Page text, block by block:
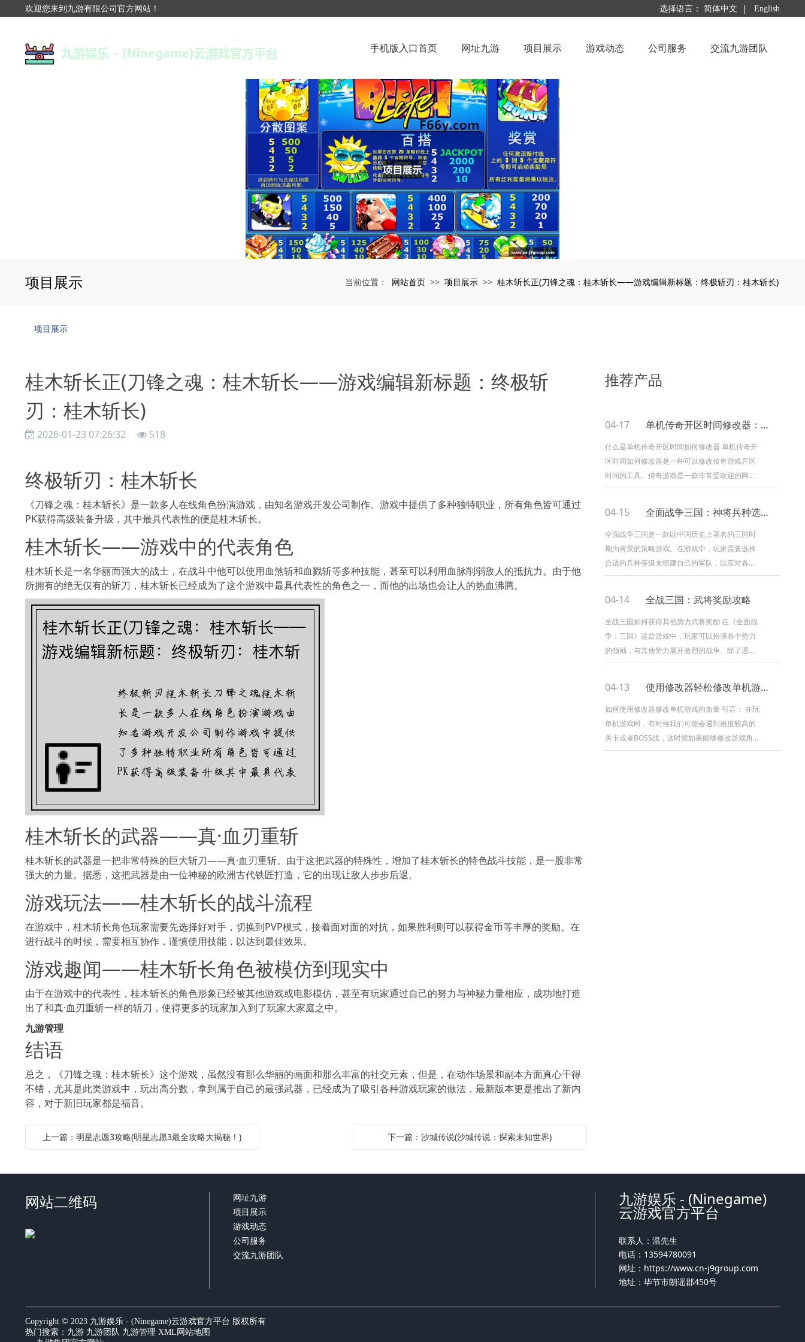
欢迎您来到九游有限公司官方网站！ 选择语言： 简体中文 | English
手机版入口首页 网址九游 项目展示 游戏动态 公司服务 交流九游团队
项目展示 当前位置： 网站首页 >> 项目展示 >> 桂木斩长正(刀锋之魂：桂木斩长——游戏编辑新标题：终极斩刃：桂木斩长)
项目展示
桂木斩长正(刀锋之魂：桂木斩长——游戏编辑新标题：终极斩
刃：桂木斩长)
2026-01-23 07:26:32 518
终极斩刃：桂木斩长
《刀锋之魂：桂木斩长》是一款多人在线角色扮演游戏，由知名游戏开发公司制作。游戏中提供了多种独特职业，所有角色皆可通过
PK获得高级装备升级，其中最具代表性的便是桂木斩长。
桂木斩长——游戏中的代表角色
桂木斩长是一名华丽而强大的战士，在战斗中他可以使用血煞斩和血戮斩等多种技能，甚至可以利用血脉削弱敌人的抵抗力。由于他
所拥有的绝无仅有的斩刀，桂木斩长已经成为了这个游戏中最具代表性的角色之一，而他的出场也会让人的热血沸腾。
桂木斩长的武器——真·血刃重斩
桂木斩长的武器是一把非常特殊的巨大斩刀——真·血刃重斩。由于这把武器的特殊性，增加了桂木斩长的特色战斗技能，是一股非常
强大的力量。据悉，这把武器是由一位神秘的欧洲古代铁匠打造，它的出现让敌人步步后退。
游戏玩法——桂木斩长的战斗流程
在游戏中，桂木斩长角色玩家需要先选择好对手，切换到PVP模式，接着面对面的对抗，如果胜利则可以获得金币等丰厚的奖励。在
进行战斗的时候，需要相互协作，谨慎使用技能，以达到最佳效果。
游戏趣闻——桂木斩长角色被模仿到现实中
由于在游戏中的代表性，桂木斩长的角色形象已经被其他游戏或电影模仿，甚至有玩家通过自己的努力与神秘力量相应，成功地打造
出了和真·血刃重斩一样的斩刀，使得更多的玩家加入到了玩家大家庭之中。
九游管理
结语
总之，《刀锋之魂：桂木斩长》这个游戏，虽然没有那么华丽的画面和那么丰富的社交元素，但是，在动作场景和副本方面真心干得
不错，尤其是此类游戏中，玩出高分数，拿到属于自己的最强武器，已经成为了吸引各种游戏玩家的做法，最新版本更是推出了新内
容，对于新旧玩家都是福音。
上一篇：明星志愿3攻略(明星志愿3最全攻略大揭秘！) 下一篇：沙城传说(沙城传说：探索未知世界)
推荐产品
04-17 单机传奇开区时间修改器：操控时间，重塑传奇
什么是单机传奇开区时间如何修改器 单机传奇开
区时间如何修改器是一种可以修改传奇游戏开区
时间的工具。传奇游戏是一款非常受欢迎的网络
游戏，而开区时间是指游戏服务器正式开放供玩
04-15 全面战争三国：神将兵种选择大全
全面战争三国是一款以中国历史上著名的三国时
期为背景的策略游戏。在游戏中，玩家需要选择
合适的兵种等级来组建自己的军队，以应对各种
战斗场景。本文将从兵种特点、兵种配合、兵种
04-14 全战三国：武将奖励攻略
全战三国如何获得其他势力武将奖励 在《全面战
争：三国》这款游戏中，玩家可以扮演各个势力
的领袖，与其他势力展开激烈的战争。除了通过
征战来获得胜利外，玩家还可以通过一些特殊的
04-13 使用修改器轻松修改单机游戏血量
如何使用修改器修改单机游戏的血量 引言： 在玩
单机游戏时，有时候我们可能会遇到难度较高的
关卡或者BOSS战，这时候如果能够修改游戏角色
的血量，就能够更轻松地通关。本文将介绍如何
网站二维码
网址九游
项目展示
游戏动态
公司服务
交流九游团队
九游娱乐 - (Ninegame)
云游戏官方平台
联系人：温先生
电话：13594780091
网址： https://www.cn-j9group.com
地址：毕节市朗谣郡450号
Copyright © 2023 九游娱乐 - (Ninegame)云游戏官方平台 版权所有
热门搜索： 九游 九游团队 九游管理 XML网站地图